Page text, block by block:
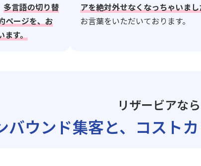
多言語の切り替
ページを、お
ます。
アを絶対外せなくなっちゃいま
お言葉をいただいております。
リザービアなら
バウンド集客と、 コスト